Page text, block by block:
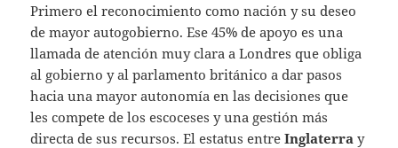
Primero el reconocimiento como nación y su deseo
de mayor autogobierno. Ese 45% de apoyo es una
llamada de atención muy clara a Londres que obliga
al gobierno y al parlamento británico a dar pasos
hacia una mayor autonomía en las decisiones que
les compete de los escoceses y una gestión más
directa de sus recursos. El estatus entreInglaterra y